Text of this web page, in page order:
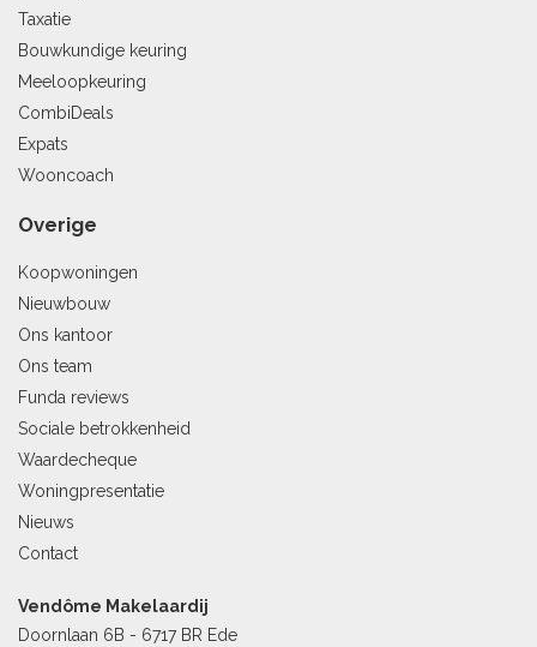
Taxatie
Bouwkundige keuring
Meeloopkeuring
CombiDeals
Expats
Wooncoach
Overige
Koopwoningen
Nieuwbouw
Ons kantoor
Ons team
Funda reviews
Sociale betrokkenheid
Waardecheque
Woningpresentatie
Nieuws
Contact
Vendôme Makelaardij
Doornlaan 6B - 6717 BR Ede